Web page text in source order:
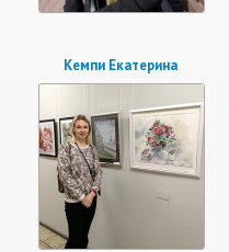
Кемпи Екатерина